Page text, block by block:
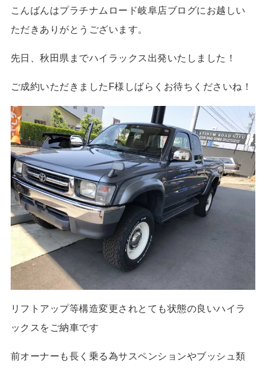
こんばんはプラチナムロード岐阜店ブログにお越しい
ただきありがとうございます。
先日、秋田県までハイラックス出発いたしました！
ご成約いただきましたF様しばらくお待ちくださいね！
リフトアップ等構造変更されとても状態の良いハイラ
ックスをご納車です
前オーナーも長く乗る為サスペンションやブッシュ類